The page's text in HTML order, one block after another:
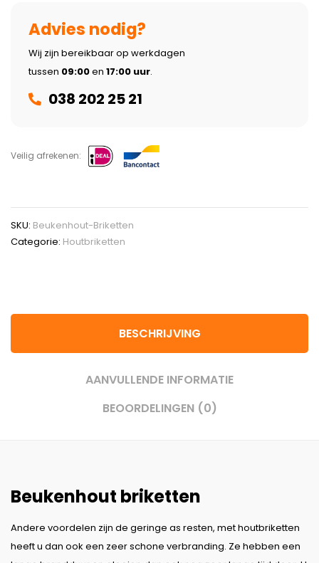
Advies nodig?
Wij zijn bereikbaar op werkdagen
tussen 09:00en 17:00 uur.
038 202 25 21
Veilig afrekenen:
SKU: Beukenhout-Briketten
Categorie: Houtbriketten
BESCHRIJVING
AANVULLENDE INFORMATIE
BEOORDELINGEN (0)
Beukenhout briketten
Andere voordelen zijn de geringe as resten, met houtbriketten
heeft u dan ook een zeer schone verbranding. Ze hebben een